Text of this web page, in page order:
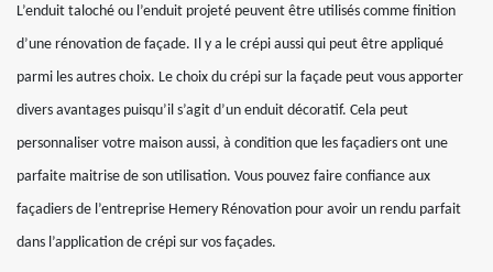
L’enduit taloché ou l’enduit projeté peuvent être utilisés comme finition
d’une rénovation de façade. Il y a le crépi aussi qui peut être appliqué
parmi les autres choix. Le choix du crépi sur la façade peut vous apporter
divers avantages puisqu’il s’agit d’un enduit décoratif. Cela peut
personnaliser votre maison aussi, à condition que les façadiers ont une
parfaite maitrise de son utilisation. Vous pouvez faire confiance aux
façadiers de l’entreprise Hemery Rénovation pour avoir un rendu parfait
dans l’application de crépi sur vos façades.